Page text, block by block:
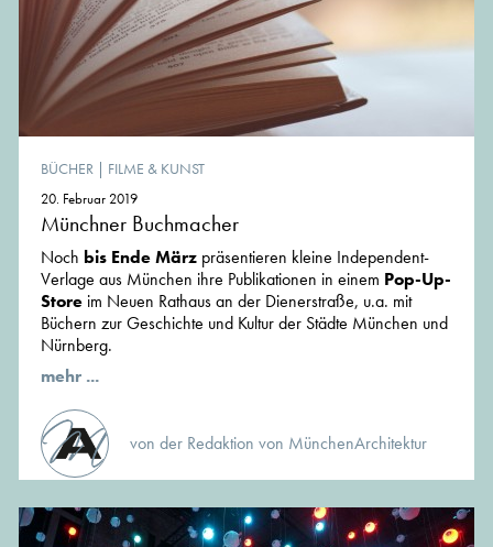
BÜCHER | FILME & KUNST
20. Februar 2019
Münchner Buchmacher
Noch bis Ende März präsentieren kleine Independent-
Verlage aus München ihre Publikationen in einem Pop-Up-
Store im Neuen Rathaus an der Dienerstraße, u.a. mit
Büchern zur Geschichte und Kultur der Städte München und
Nürnberg.
mehr ...
von der Redaktion von MünchenArchitektur